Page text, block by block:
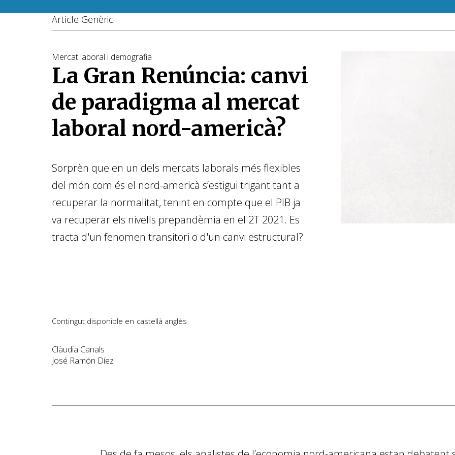
Artícle Genèric
Mercat laboral i demografia
La Gran Renúncia: canvi
de paradigma al mercat
laboral nord-americà?
Sorprèn que en un dels mercats laborals més flexibles
del món com és el nord-americà s’estigui trigant tant a
re­­cuperar la normalitat, tenint en compte que el PIB ja
va recuperar els nivells prepandèmia en el 2T 2021. Es
tracta d'un fenomen transitori o d'un canvi estructural?
Contingut disponible en castellà anglès
Clàudia Canals
José Ramón Díez